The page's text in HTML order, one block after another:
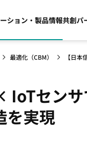
ション・製品情報共創パ
最適化（CBM） 【日
セン
を実現